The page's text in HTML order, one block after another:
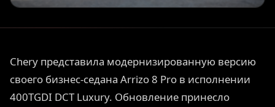
Chery представила модернизированную версию
своего бизнес-седана Arrizo 8 Pro в исполнении
400TGDI DCT Luxury. Обновление принесло